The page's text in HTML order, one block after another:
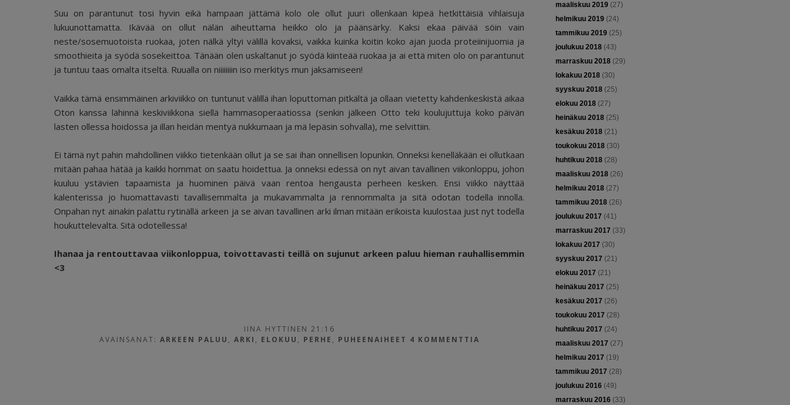
Suu on parantunut tosi hyvin eikä hampaan jättämä kolo ole ollut juuri ollenkaan kipeä hetkittäisiä vihlaisuja
lukuunottamatta. Ikävää on ollut nälän aiheuttama heikko olo ja päänsärky. Kaksi ekaa päivää söin vain
neste/sosemuotoista ruokaa, joten nälkä yltyi välillä kovaksi, vaikka kuinka koitin koko ajan juoda proteiinijuomia ja
smoothieita ja syödä sosekeittoa. Tänään olen uskaltanut jo syödä kiinteää ruokaa ja ai että miten olo on parantunut
ja tuntuu taas omalta itseltä. Ruualla on niiiiiiiin iso merkitys mun jaksamiseen!
Vaikka tämä ensimmäinen arkiviikko on tuntunut välillä ihan loputtoman pitkältä ja ollaan vietetty kahdenkeskistä aikaa
Oton kanssa lähinnä keskiviikkona siellä hammasoperaatiossa (senkin jälkeen Otto teki koulujuttuja koko päivän
lasten ollessa hoidossa ja illan heidän mentyä nukkumaan ja mä lepäsin sohvalla), me selvittiin.
Ei tämä nyt pahin mahdollinen viikko tietenkään ollut ja se sai ihan onnellisen lopunkin. Onneksi kenelläkään ei ollutkaan
mitään pahaa hätää ja kaikki hommat on saatu hoidettua. Ja onneksi edessä on nyt aivan tavallinen viikonloppu, johon
kuuluu ystävien tapaamista ja huominen päivä vaan rentoa hengausta perheen kesken. Ensi viikko näyttää
kalenterissa jo huomattavasti tavallisemmalta ja mukavammalta ja rennommalta ja sitä odotan todella innolla.
Onpahan nyt ainakin palattu rytinällä arkeen ja se aivan tavallinen arki ilman mitään erikoista kuulostaa just nyt todella
houkuttelevalta. Sitä odotellessa!
Ihanaa ja rentouttavaa viikonloppua, toivottavasti teillä on sujunut arkeen paluu hieman rauhallisemmin
<3
IINA HYTTINEN 21:16
AVAINSANAT: ARKEEN PALUU , ARKI , ELOKUU , PERHE , PUHEENAIHEET 4 KOMMENTTIA
maaliskuu 2019(27)
helmikuu 2019(24)
tammikuu 2019(25)
joulukuu 2018(43)
marraskuu 2018(29)
lokakuu 2018(30)
syyskuu 2018(25)
elokuu 2018(27)
heinäkuu 2018(25)
kesäkuu 2018(21)
toukokuu 2018(30)
huhtikuu 2018(28)
maaliskuu 2018(26)
helmikuu 2018(27)
tammikuu 2018(26)
joulukuu 2017 (41)
marraskuu 2017 (33)
lokakuu 2017 (30)
syyskuu 2017 (21)
elokuu 2017 (21)
heinäkuu 2017 (25)
kesäkuu 2017 (26)
toukokuu 2017 (28)
huhtikuu 2017 (24)
maaliskuu 2017 (27)
helmikuu 2017 (19)
tammikuu 2017 (28)
joulukuu 2016 (49)
marraskuu 2016 (33)